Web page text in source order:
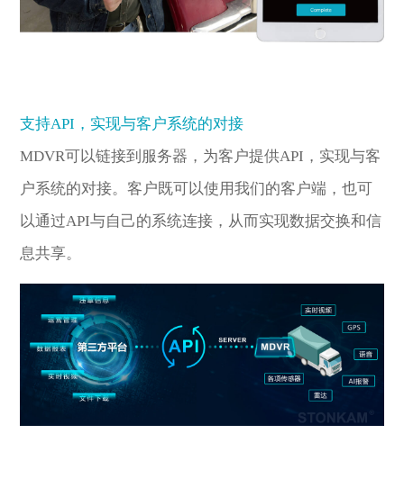
支持API，实现与客户系统的对接
MDVR可以链接到服务器，为客户提供API，实现与客
户系统的对接。客户既可以使用我们的客户端，也可
以通过API与自己的系统连接，从而实现数据交换和信
息共享。